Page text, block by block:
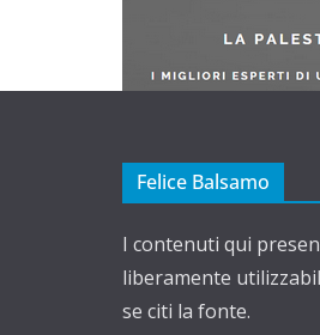
Felice Balsamo
I contenuti qui
liberamente
se citi la fonte.